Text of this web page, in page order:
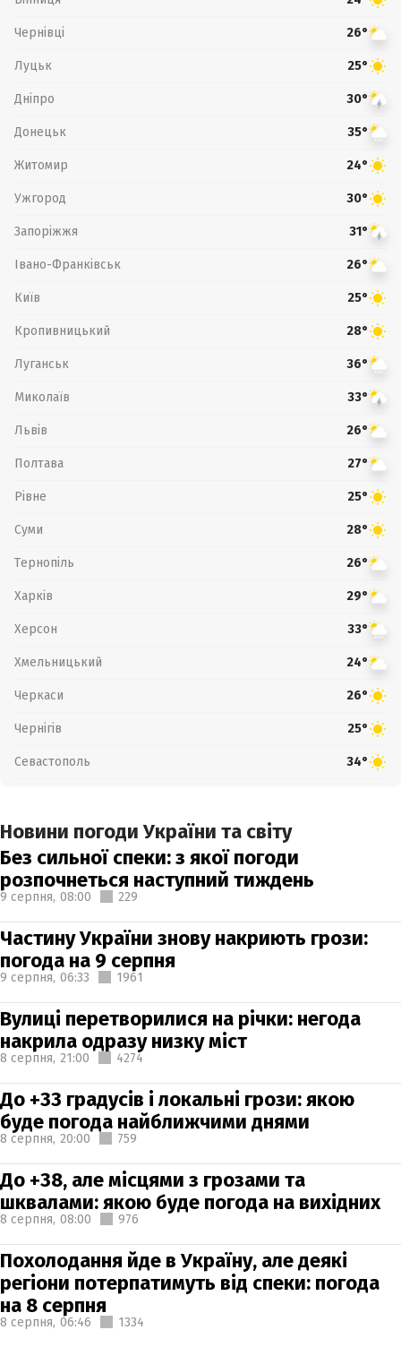
Чернівці 26°
Луцьк 25°
Дніпро 30°
Донецьк 35°
Житомир 24°
Ужгород 30°
Запоріжжя 31°
Івано-Франківськ 26°
Київ 25°
Кропивницький 28°
Луганськ 36°
Миколаїв 33°
Львів 26°
Полтава 27°
Рівне 25°
Суми 28°
Тернопіль 26°
Харків 29°
Херсон 33°
Хмельницький 24°
Черкаси 26°
Чернігів 25°
Севастополь 34°
Новини погоди України та світу
Без сильної спеки: з якої погоди
розпочнеться наступний тиждень
9 серпня, 08:00 229
Частину України знову накриють грози:
погода на 9 серпня
9 серпня, 06:33 1961
Вулиці перетворилися на річки: негода
накрила одразу низку міст
8 серпня, 21:00 4274
До +33 градусів і локальні грози: якою
буде погода найближчими днями
8 серпня, 20:00 759
До +38, але місцями з грозами та
шквалами: якою буде погода на вихідних
8 серпня, 08:00 976
Похолодання йде в Україну, але деякі
регіони потерпатимуть від спеки: погода
на 8 серпня
8 серпня, 06:46 1334